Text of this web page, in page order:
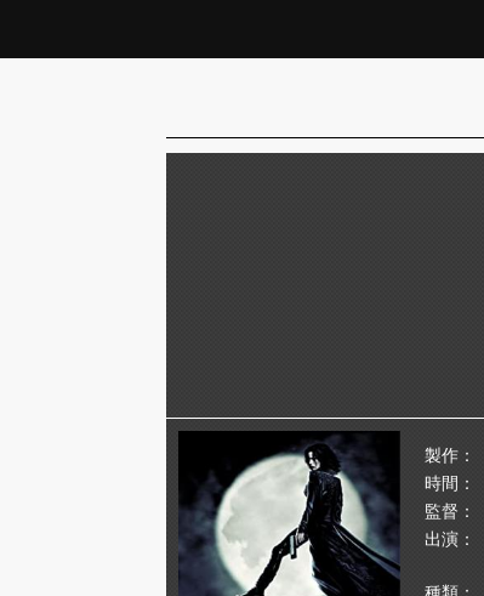
製作
時間
監督
出演